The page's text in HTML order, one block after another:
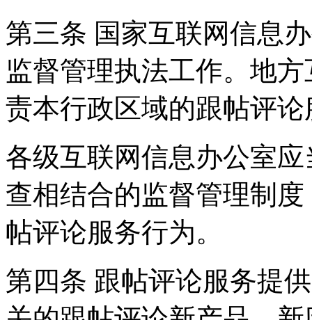
第三条 国家互联网信息
监督管理执法工作。地
责本行政区域的跟帖评
各级互联网信息办公室
查相结合的监督管理制
帖评论服务行为。
第四条 跟帖评论服务提